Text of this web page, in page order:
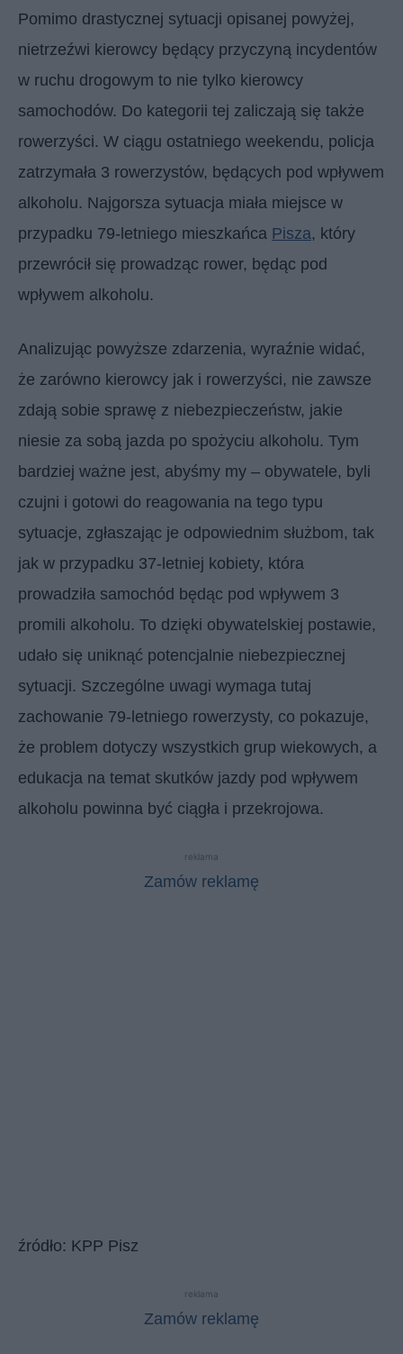
Pomimo drastycznej sytuacji opisanej powyżej,
nietrzeźwi kierowcy będący przyczyną incydentów
w ruchu drogowym to nie tylko kierowcy
samochodów. Do kategorii tej zaliczają się także
rowerzyści. W ciągu ostatniego weekendu, policja
zatrzymała 3 rowerzystów, będących pod wpływem
alkoholu. Najgorsza sytuacja miała miejsce w
przypadku 79-letniego mieszkańca Pisza, który
przewrócił się prowadząc rower, będąc pod
wpływem alkoholu.
Analizując powyższe zdarzenia, wyraźnie widać,
że zarówno kierowcy jak i rowerzyści, nie zawsze
zdają sobie sprawę z niebezpieczeństw, jakie
niesie za sobą jazda po spożyciu alkoholu. Tym
bardziej ważne jest, abyśmy my – obywatele, byli
czujni i gotowi do reagowania na tego typu
sytuacje, zgłaszając je odpowiednim służbom, tak
jak w przypadku 37-letniej kobiety, która
prowadziła samochód będąc pod wpływem 3
promili alkoholu. To dzięki obywatelskiej postawie,
udało się uniknąć potencjalnie niebezpiecznej
sytuacji. Szczególne uwagi wymaga tutaj
zachowanie 79-letniego rowerzysty, co pokazuje,
że problem dotyczy wszystkich grup wiekowych, a
edukacja na temat skutków jazdy pod wpływem
alkoholu powinna być ciągła i przekrojowa.
reklama
Zamów reklamę
źródło: KPP Pisz
reklama
Zamów reklamę